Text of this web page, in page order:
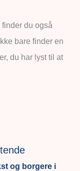
du også
bare finder en
du har lyst til at
og borgere i